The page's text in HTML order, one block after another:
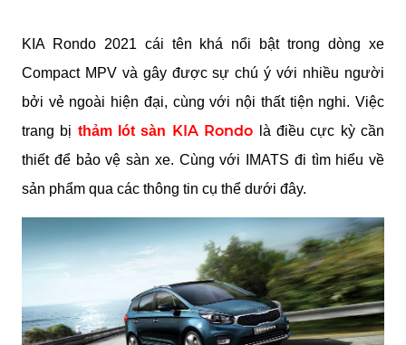
KIA Rondo 2021 cái tên khá nổi bật trong dòng xe
Compact MPV và gây được sự chú ý với nhiều người
bởi vẻ ngoài hiện đại, cùng với nội thất tiện nghi. Việc
trang bị thảm lót sàn KIA Rondo là điều cực kỳ cần
thiết để bảo vệ sàn xe. Cùng với IMATS đi tìm hiểu về
sản phẩm qua các thông tin cụ thể dưới đây.